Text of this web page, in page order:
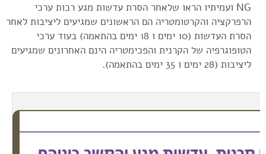
NG ועמיתיו הראו שלאחר הסרת עדשות מגע רכות ערכי
הרפרקציה והקרטומטריה הם הראשונים שמגיעים ליציבות לאחר
הסרת העדשות (10 ימים ו 18 ימים בהתאמה) בעוד ערכי
הטופוגרפיה של הקרנית והפכימטריה הינם האחרונים שמגיעים
ליציבות (28 ימים ו 35 ימים בהתאמה).